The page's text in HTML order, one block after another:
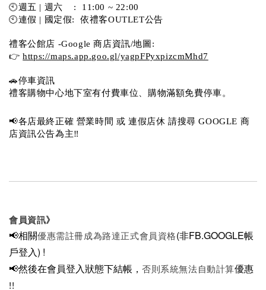
🕙週五 | 週六    :  11:00 ~ 22:00
🕙連假 | 國定假:  依禮客OUTLET公告
禮客公館店 -Google 商店資訊/地圖:
👉 https://maps.app.goo.gl/yagpFPyxpizcmMhd7
🚗停車資訊
禮客購物中心地下室有付費車位、購物滿額免費停車。
📢各店最終正確 營業時間 或 連假店休 請搜尋 GOOGLE 商
店資訊公告為主‼️
會員資訊》
📢相關優惠需註冊成為路達正式會員資格(非FB.GOOGLE帳
戶登入) !
📢然後在會員登入狀態下結帳， 否則系統無法自動計算優惠
!!